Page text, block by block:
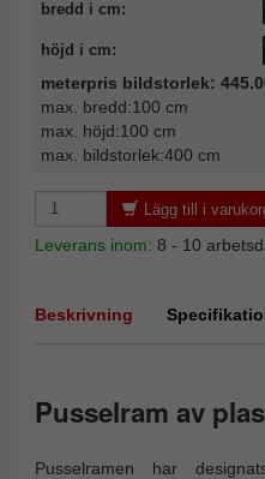
bredd i cm:
höjd i cm:
meterpris bildstorlek:
max. bredd:100 cm
max. höjd:100 cm
max. bildstorlek:400 cm
Lägg till i
Leverans inom: 8 - 10
Beskrivning
Pusselram av
Pusselramen har